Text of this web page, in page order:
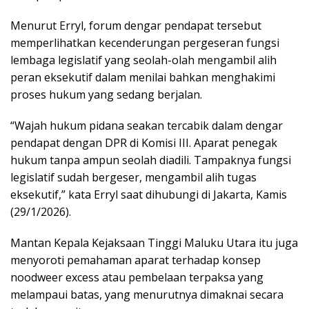
Menurut Erryl, forum dengar pendapat tersebut
memperlihatkan kecenderungan pergeseran fungsi
lembaga legislatif yang seolah-olah mengambil alih
peran eksekutif dalam menilai bahkan menghakimi
proses hukum yang sedang berjalan.
“Wajah hukum pidana seakan tercabik dalam dengar
pendapat dengan DPR di Komisi III. Aparat penegak
hukum tanpa ampun seolah diadili. Tampaknya fungsi
legislatif sudah bergeser, mengambil alih tugas
eksekutif,” kata Erryl saat dihubungi di Jakarta, Kamis
(29/1/2026).
Mantan Kepala Kejaksaan Tinggi Maluku Utara itu juga
menyoroti pemahaman aparat terhadap konsep
noodweer excess atau pembelaan terpaksa yang
melampaui batas, yang menurutnya dimaknai secara